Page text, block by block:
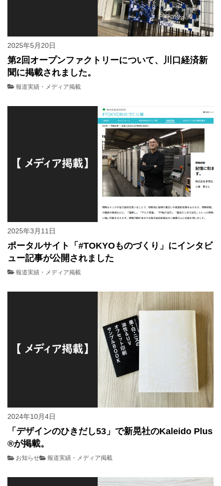
2025年5月20日
第2回オープンファクトリーについて、川口経済新
聞に掲載されました。
報道実績・メディア掲載
2025年3月11日
ポータルサイト「#TOKYOものづくり」にインタビ
ュー記事が公開されました
報道実績・メディア掲載
2024年10月4日
「デザインのひきだし53」で新晃社のKaleido Plus
®が掲載。
お知らせ 報道実績・メディア掲載